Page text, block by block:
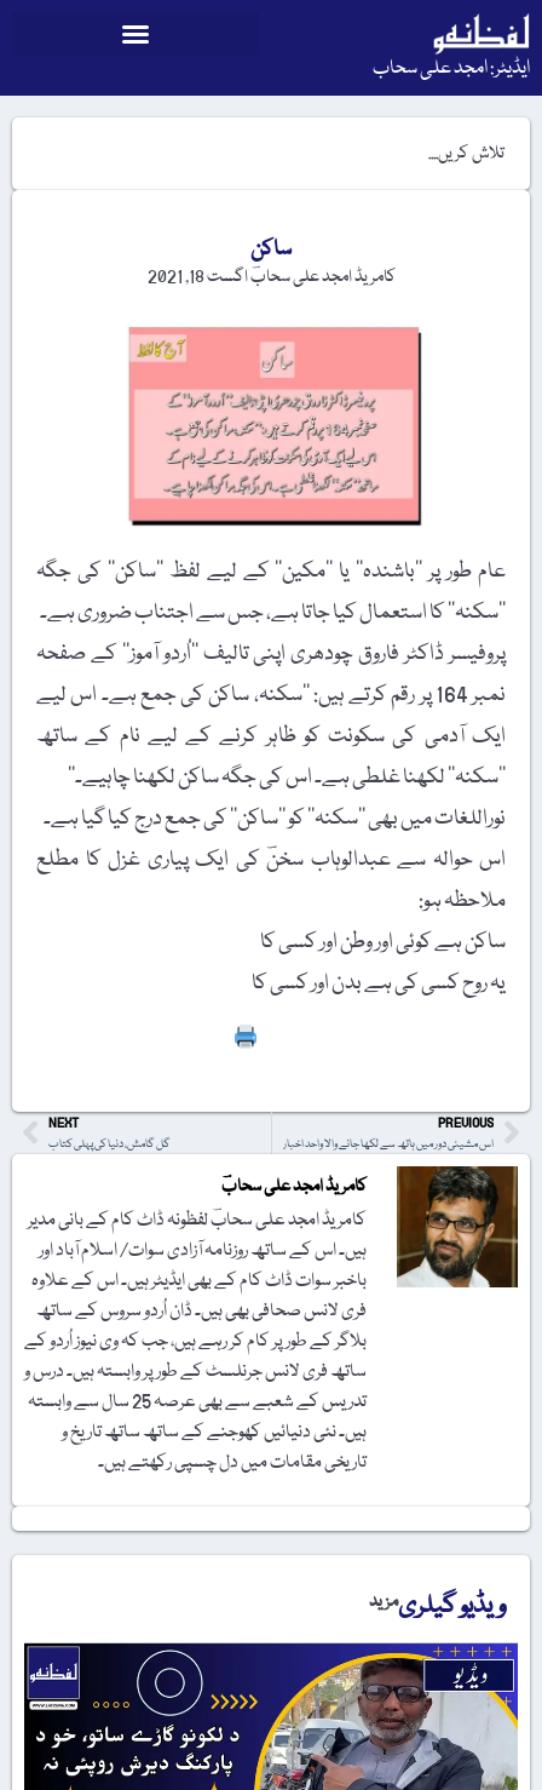
ایڈیٹر: امجد علی سحاب
ساکن
کامریڈ امجد علی سحابؔاگست 18, 2021
عام طور پر ’’باشندہ‘‘ یا ’’مکین‘‘ کے لیے لفظ ’’ساکن‘‘ کی جگہ
’’سکنہ‘‘ کا استعمال کیا جاتا ہے، جس سے اجتناب ضروری ہے۔
پروفیسر ڈاکٹر فاروق چودھری اپنی تالیف ’’اُردو آموز‘‘ کے صفحہ
نمبر 164 پر رقم کرتے ہیں: ’’سکنہ، ساکن کی جمع ہے۔ اس لیے
ایک آدمی کی سکونت کو ظاہر کرنے کے لیے نام کے ساتھ
’’سکنہ‘‘ لکھنا غلطی ہے۔ اس کی جگہ ساکن لکھنا چاہیے۔‘‘
نوراللغات میں بھی ’’سکنہ‘‘ کو ’’ساکن‘‘ کی جمع درج کیا گیا ہے۔
اس حوالہ سے عبدالوہاب سخنؔ کی ایک پیاری غزل کا مطلع
ملاحظہ ہو:
ساکنہےکوئیاوروطناورکسیکا
یہروحکسیکیہےبدناورکسیکا
PREVIOUS
اس مشینی دور میں ہاتھ سے لکھا جانے والا واحد اخبار
NEXT
گل گامش، دنیا کی پہلی کتاب
کامریڈ امجد علی سحابؔ
کامریڈ امجد علی سحابؔ لفظونہ ڈاٹ کام کے بانی مدیر
ہیں۔ اس کے ساتھ روزنامہ آزادی سوات/ اسلام آباد اور
باخبر سوات ڈاٹ کام کے بھی ایڈیٹر ہیں۔ اس کے علاوہ
فری لانس صحافی بھی ہیں۔ ڈان اُردو سروس کے ساتھ
بلاگر کے طور پر کام کر رہے ہیں، جب کہ وی نیوز اُردو کے
ساتھ فری لانس جرنلسٹ کے طور پر وابستہ ہیں۔ درس و
تدریس کے شعبے سے بھی عرصہ 25 سال سے وابستہ
ہیں۔ نئی دنیائیں کھوجنے کے ساتھ ساتھ تاریخ و
تاریخی مقامات میں دل چسپی رکھتے ہیں۔
ویڈیو گیلریمزید